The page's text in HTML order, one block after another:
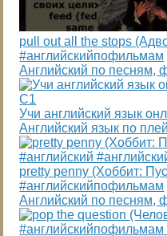
pull out all the stops
#английскийпофильмам
Английский по песням,
Учи английский язык
Английский язык по
pretty penny (Хоббит:
#английскийпофильмам
Английский по песням,